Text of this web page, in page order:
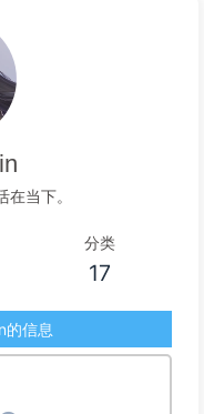
当下。
分类
17
的信息